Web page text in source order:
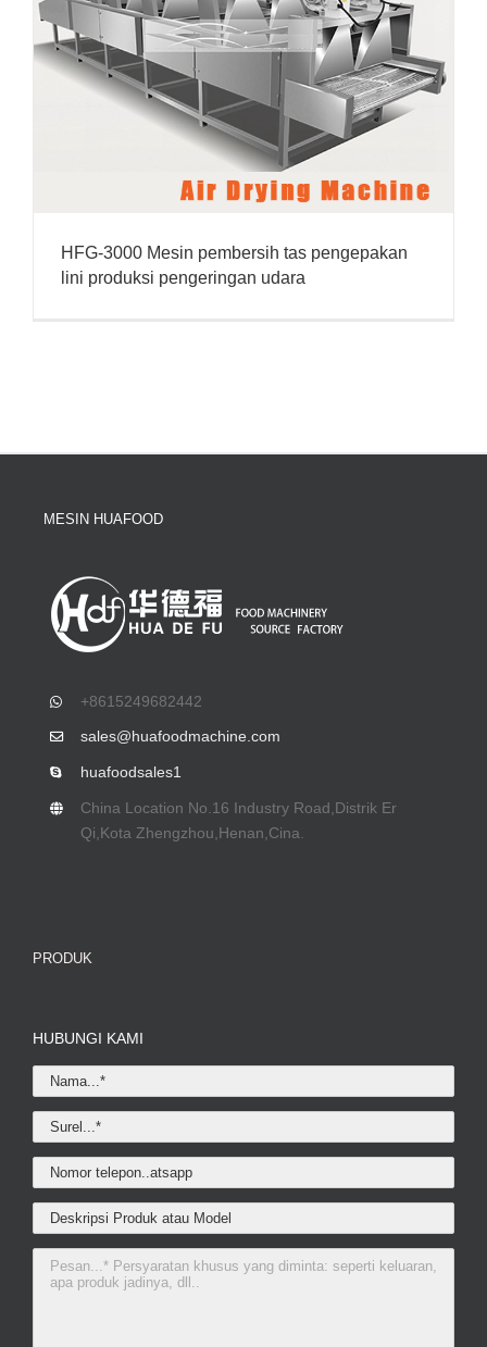
HFG-3000 Mesin pembersih tas pengepakan
lini produksi pengeringan udara
MESIN HUAFOOD
+8615249682442
sales@huafoodmachine.com
huafoodsales1
China Location No.16 Industry Road ,Distrik Er
Qi,Kota Zhengzhou,Henan,Cina.
PRODUK
HUBUNGI KAMI